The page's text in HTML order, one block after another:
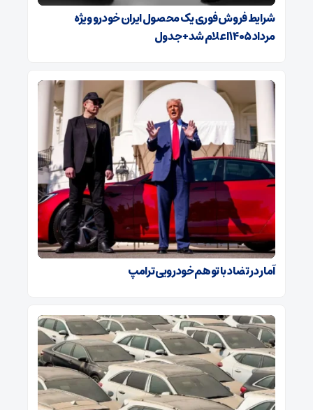
شرایط فروش فوری یک محصول ایران خودرو ویژه
مرداد ۱۴۰۵ اعلام شد+ جدول
آمار در تضاد با توهم خودرویی ترامپ